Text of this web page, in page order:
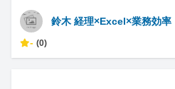
鈴木 経理×Excel×業務効率
- (0)